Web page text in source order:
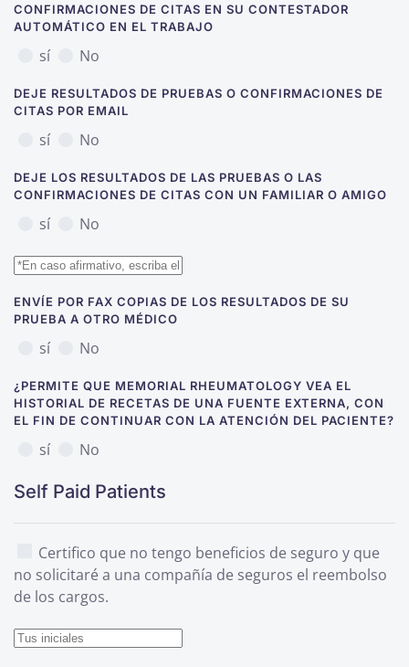
CONFIRMACIONES DE CITAS EN SU CONTESTADOR
AUTOMÁTICO EN EL TRABAJO
sí No
DEJE RESULTADOS DE PRUEBAS O CONFIRMACIONES DE
CITAS POR EMAIL
sí No
DEJE LOS RESULTADOS DE LAS PRUEBAS O LAS
CONFIRMACIONES DE CITAS CON UN FAMILIAR O AMIGO
sí No
ENVÍE POR FAX COPIAS DE LOS RESULTADOS DE SU
PRUEBA A OTRO MÉDICO
sí No
¿PERMITE QUE MEMORIAL RHEUMATOLOGY VEA EL
HISTORIAL DE RECETAS DE UNA FUENTE EXTERNA, CON
EL FIN DE CONTINUAR CON LA ATENCIÓN DEL PACIENTE?
sí No
Self Paid Patients
Certifico que no tengo beneficios de seguro y que
no solicitaré a una compañía de seguros el reembolso
de los cargos.